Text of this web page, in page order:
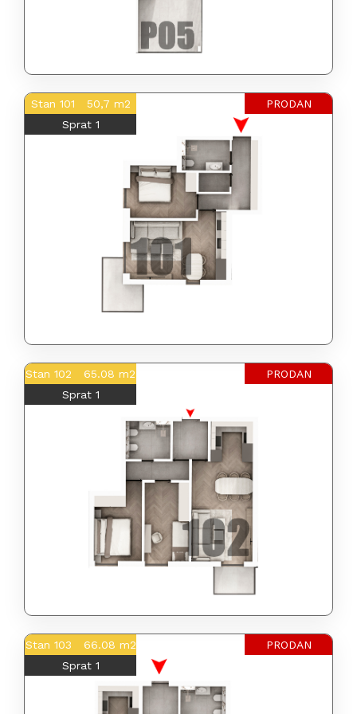
Stan 101 50,7 m2
Sprat 1
PRODAN
Stan 102 65.08 m2
Sprat 1
PRODAN
Stan 103 66.08 m2
Sprat 1
PRODAN